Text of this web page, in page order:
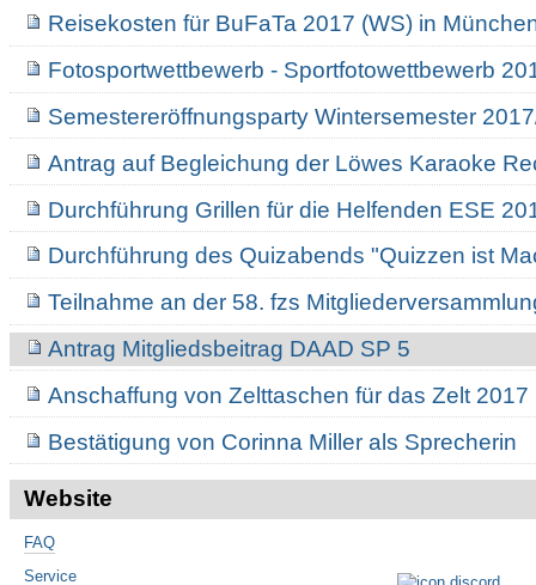
Reisekosten für BuFaTa 2017 (WS) in
Fotosportwettbewerb - Sportfotowettbewerb
Semestereröffnungsparty Wintersemester
Antrag auf Begleichung der Löwes Karaoke
Durchführung Grillen für die Helfenden ESE
Durchführung des Quizabends "Quizzen ist
Teilnahme an der 58. fzs
Antrag Mitgliedsbeitrag DAAD SP 5
Anschaffung von Zelttaschen für das Zelt 2017
Bestätigung von Corinna Miller als Sprecherin
Website
FAQ
Service